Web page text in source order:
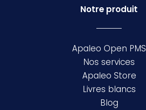
Notre produit
Apaleo Open PMS
Nos services
Apaleo Store
Livres blancs
Blog